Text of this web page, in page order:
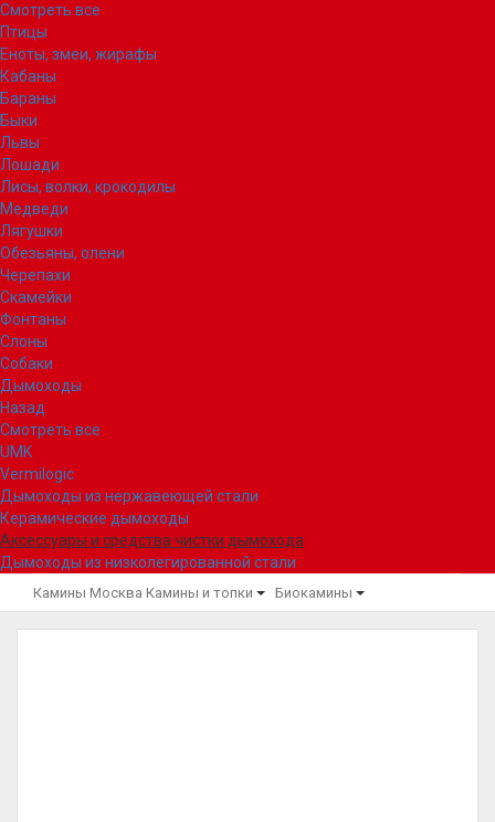
Смотреть все
Птицы
Еноты, змеи, жирафы
Кабаны
Бараны
Быки
Львы
Лошади
Лисы, волки, крокодилы
Медведи
Лягушки
Обезьяны, олени
Черепахи
Скамейки
Фонтаны
Слоны
Собаки
Дымоходы
Назад
Смотреть все
UMK
Vermilogic
Дымоходы из нержавеющей стали
Керамические дымоходы
Аксессуары и средства чистки дымохода
Дымоходы из низколегированной стали
Камины Москва Камины и топки Биокамины